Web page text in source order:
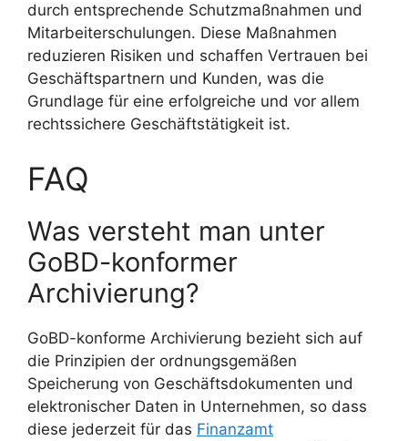
durch entsprechende Schutzmaßnahmen und
Mitarbeiterschulungen. Diese Maßnahmen
reduzieren Risiken und schaffen Vertrauen bei
Geschäftspartnern und Kunden, was die
Grundlage für eine erfolgreiche und vor allem
rechtssichere Geschäftstätigkeit ist.
FAQ
Was versteht man unter
GoBD-konformer
Archivierung?
GoBD-konforme Archivierung bezieht sich auf
die Prinzipien der ordnungsgemäßen
Speicherung von Geschäftsdokumenten und
elektronischer Daten in Unternehmen, so dass
diese jederzeit für das Finanzamt